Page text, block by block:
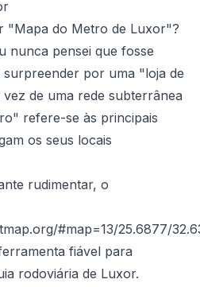
"Mapa do Metro de Luxor"?
nunca pensei que fosse
por uma "loja de
de uma rede subterrânea
refere-se às principais
os seus locais
rudimentar, o
#map=13/25.6877/
fiável para
rodoviária de Luxor.